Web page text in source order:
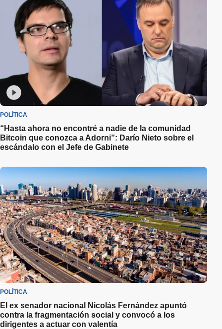
POLÍTICA
“Hasta ahora no encontré a nadie de la comunidad
Bitcoin que conozca a Adorni”: Darío Nieto sobre el
escándalo con el Jefe de Gabinete
POLÍTICA
El ex senador nacional Nicolás Fernández apuntó
contra la fragmentación social y convocó a los
dirigentes a actuar con valentía